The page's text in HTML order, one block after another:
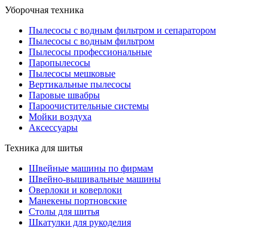
Уборочная техника
Пылесосы с водным фильтром и сепаратором
Пылесосы с водным фильтром
Пылесосы профессиональные
Паропылесосы
Пылесосы мешковые
Вертикальные пылесосы
Паровые швабры
Пароочистительные системы
Мойки воздуха
Аксессуары
Техника для шитья
Швейные машины по фирмам
Швейно-вышивальные машины
Оверлоки и коверлоки
Манекены портновские
Столы для шитья
Шкатулки для рукоделия